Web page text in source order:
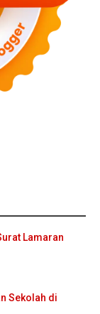
Lamaran
Sekolah di